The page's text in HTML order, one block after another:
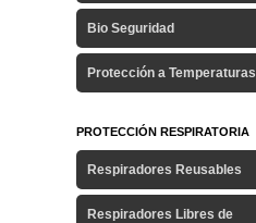
Bio Seguridad
Protección a Temperaturas
PROTECCIÓN RESPIRATORIA
Respiradores Reusables
Respiradores Libres de